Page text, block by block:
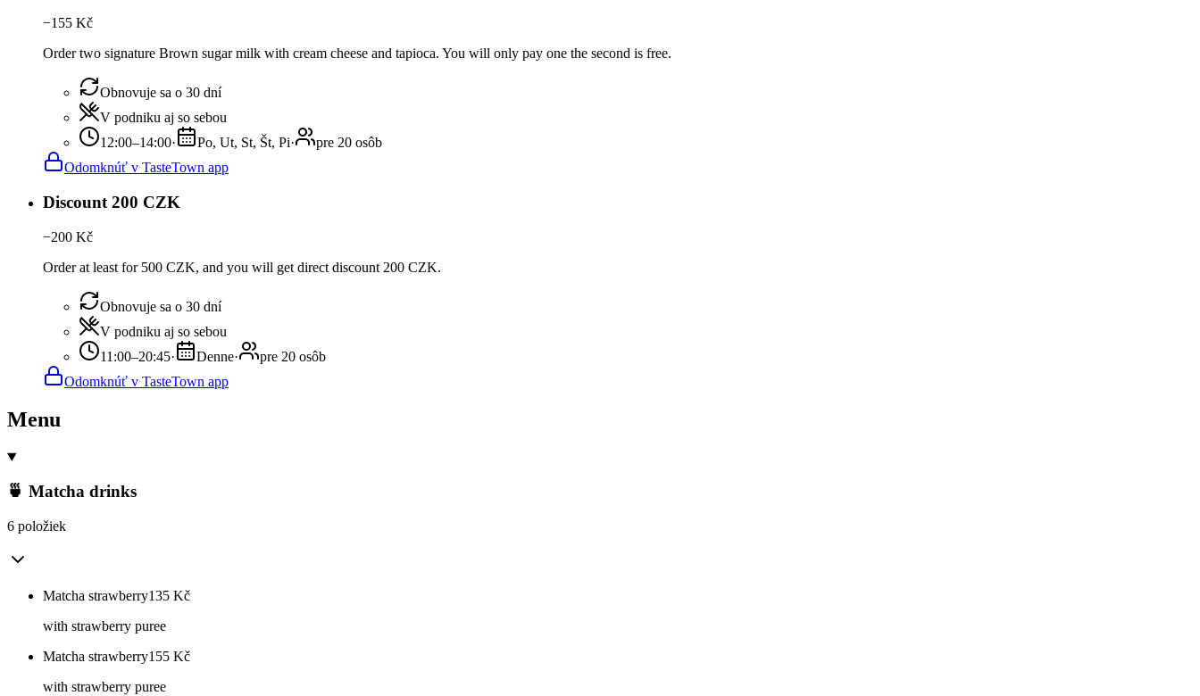
−155 Kč
Order two signature Brown sugar milk with cream cheese and tapioca. You will only pay one the second is free.
Obnovuje sa o 30 dní
V podniku aj so sebou
12:00–14:00· Po, Ut, St, Št, Pi·
pre 20 osôb
Odomknúť v TasteTown app
Discount 200 CZK
−200 Kč
Order at least for 500 CZK, and you will get direct discount 200 CZK.
Obnovuje sa o 30 dní
V podniku aj so sebou
11:00–20:45· Denne·
pre 20 osôb
Odomknúť v TasteTown app
Menu
🍵 Matcha drinks
6 položiek
Matcha strawberry135 Kč
with strawberry puree
Matcha strawberry155 Kč
with strawberry puree